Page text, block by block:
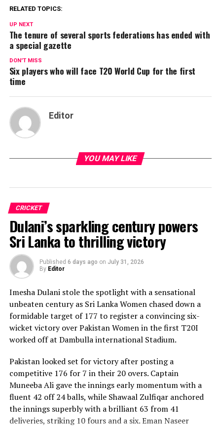
RELATED TOPICS:
UP NEXT
The tenure of several sports federations has ended with
a special gazette
DON'T MISS
Six players who will face T20 World Cup for the first
time
Editor
YOU MAY LIKE
CRICKET
Dulani’s sparkling century powers
Sri Lanka to thrilling victory
Published 6 days ago on July 31, 2026
By Editor
Imesha Dulani stole the spotlight with a sensational
unbeaten century as Sri Lanka Women chased down a
formidable target of 177 to register a convincing six-
wicket victory over Pakistan Women in the first T20I
worked off at Dambulla international Stadium.
Pakistan looked set for victory after posting a
competitive 176 for 7 in their 20 overs. Captain
Muneeba Ali gave the innings early momentum with a
fluent 42 off 24 balls, while Shawaal Zulfiqar anchored
the innings superbly with a brilliant 63 from 41
deliveries, striking 10 fours and a six. Eman Naseer